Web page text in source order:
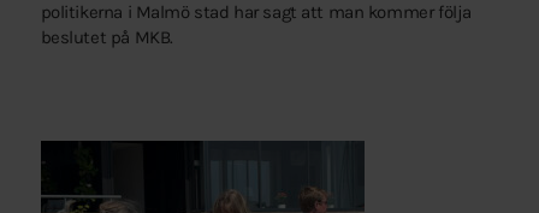
politikerna i Malmö stad har sagt att man kommer följa
beslutet på MKB.